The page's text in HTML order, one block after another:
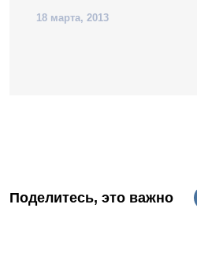
18 марта, 2013
Поделитесь, это важно